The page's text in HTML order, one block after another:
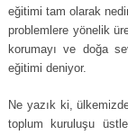
eğitimi tam olarak
problemlere yönelik
korumayı ve doğa
eğitimi deniyor.
Ne yazık ki,
toplum kuruluşu